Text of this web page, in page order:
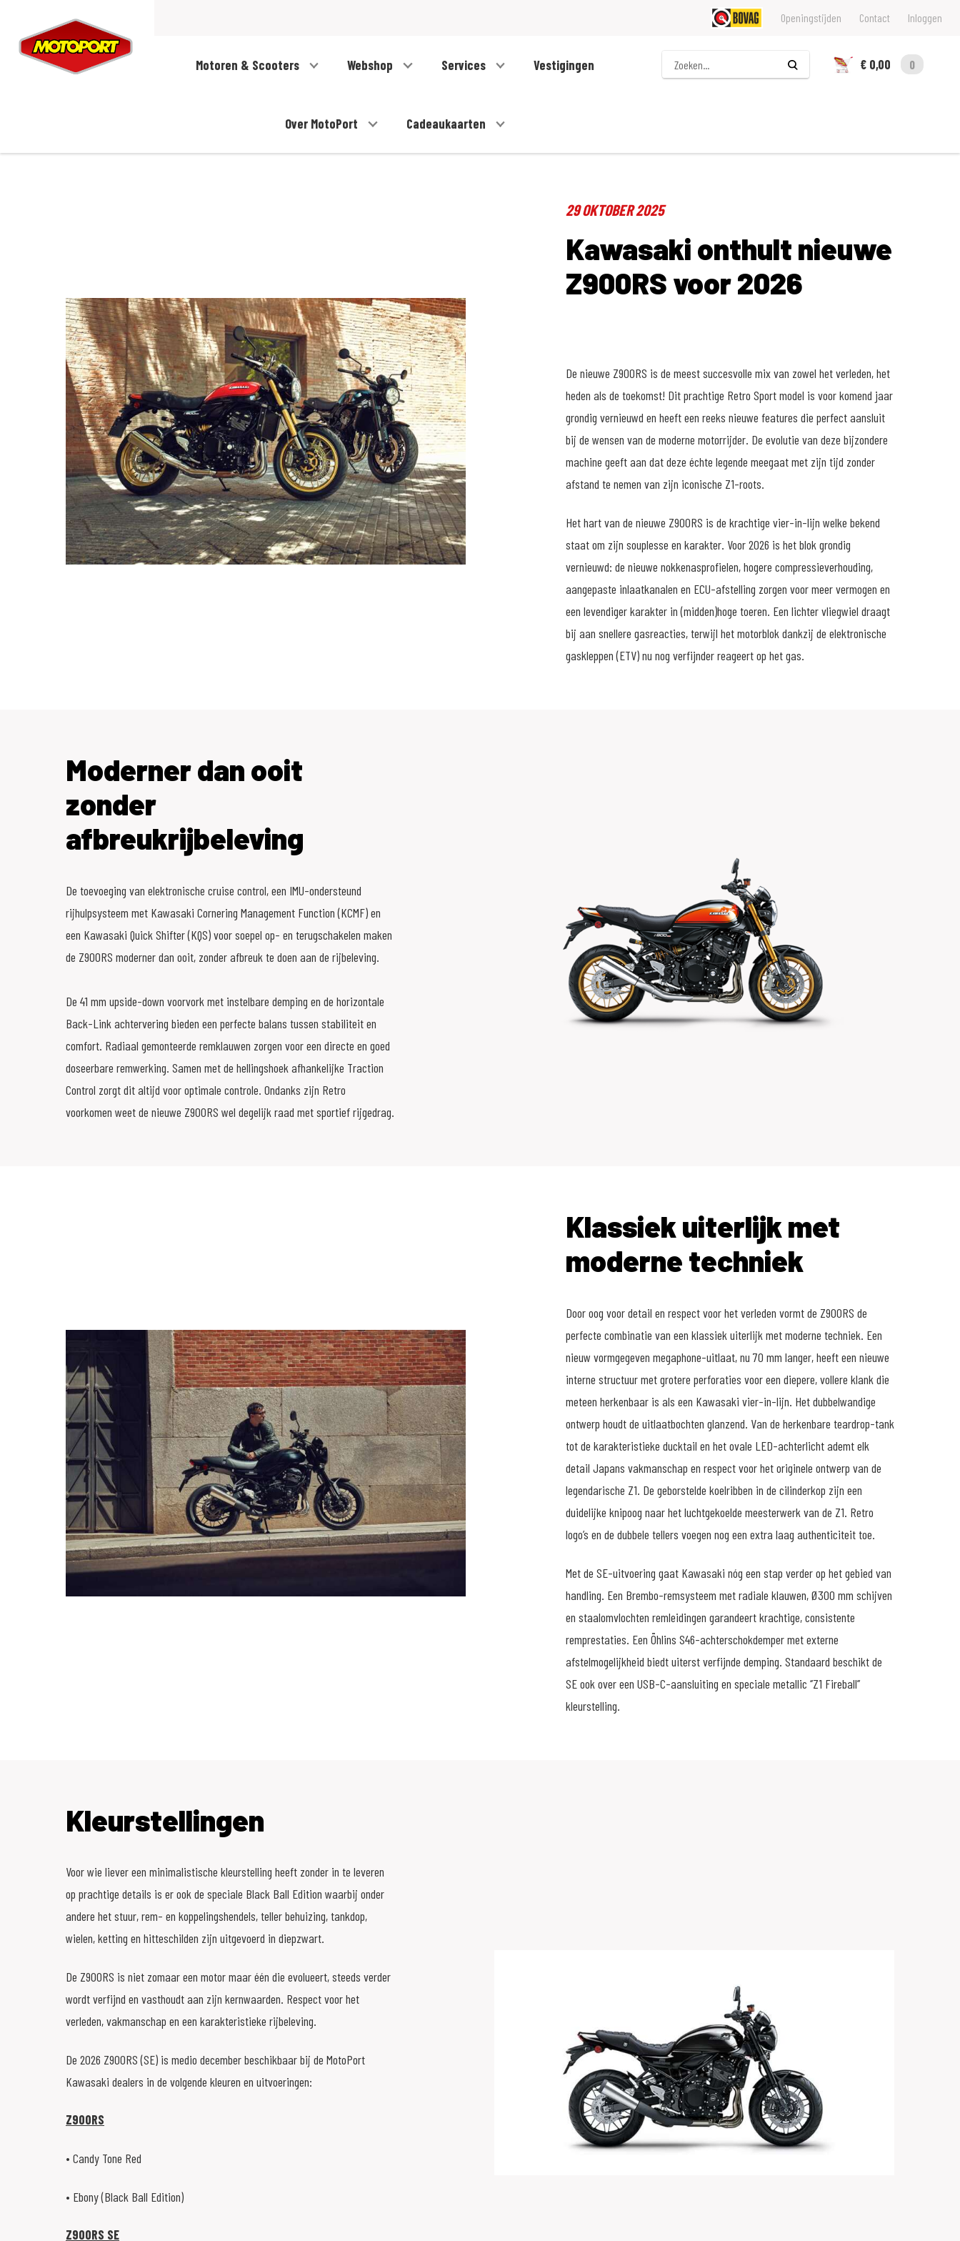
Openingstijden Contact Inloggen
Motoren & Scooters Webshop Services Vestigingen
Over MotoPort Cadeaukaarten
Zoeken
€ 0,00
0
29 OKTOBER 2025
Kawasaki onthult nieuwe
Z900RS voor 2026
De nieuwe Z900RS is de meest succesvolle mix van zowel het verleden, het
heden als de toekomst! Dit prachtige Retro Sport model is voor komend jaar
grondig vernieuwd en heeft een reeks nieuwe features die perfect aansluit
bij de wensen van de moderne motorrijder. De evolutie van deze bijzondere
machine geeft aan dat deze échte legende meegaat met zijn tijd zonder
afstand te nemen van zijn iconische Z1-roots.
Het hart van de nieuwe Z900RS is de krachtige vier-in-lijn welke bekend
staat om zijn souplesse en karakter. Voor 2026 is het blok grondig
vernieuwd: de nieuwe nokkenasprofielen, hogere compressieverhouding,
aangepaste inlaatkanalen en ECU-afstelling zorgen voor meer vermogen en
een levendiger karakter in (midden)hoge toeren. Een lichter vliegwiel draagt
bij aan snellere gasreacties, terwijl het motorblok dankzij de elektronische
gaskleppen (ETV) nu nog verfijnder reageert op het gas.
Moderner dan ooit
zonder
afbreukrijbeleving
De toevoeging van elektronische cruise control, een IMU-ondersteund
rijhulpsysteem met Kawasaki Cornering Management Function (KCMF) en
een Kawasaki Quick Shifter (KQS) voor soepel op- en terugschakelen maken
de Z900RS moderner dan ooit, zonder afbreuk te doen aan de rijbeleving.
De 41 mm upside-down voorvork met instelbare demping en de horizontale
Back-Link achtervering bieden een perfecte balans tussen stabiliteit en
comfort. Radiaal gemonteerde remklauwen zorgen voor een directe en goed
doseerbare remwerking. Samen met de hellingshoek afhankelijke Traction
Control zorgt dit altijd voor optimale controle. Ondanks zijn Retro
voorkomen weet de nieuwe Z900RS wel degelijk raad met sportief rijgedrag.
Klassiek uiterlijk met
moderne techniek
Door oog voor detail en respect voor het verleden vormt de Z900RS de
perfecte combinatie van een klassiek uiterlijk met moderne techniek. Een
nieuw vormgegeven megaphone-uitlaat, nu 70 mm langer, heeft een nieuwe
interne structuur met grotere perforaties voor een diepere, vollere klank die
meteen herkenbaar is als een Kawasaki vier-in-lijn. Het dubbelwandige
ontwerp houdt de uitlaatbochten glanzend. Van de herkenbare teardrop-tank
tot de karakteristieke ducktail en het ovale LED-achterlicht ademt elk
detail Japans vakmanschap en respect voor het originele ontwerp van de
legendarische Z1. De geborstelde koelribben in de cilinderkop zijn een
duidelijke knipoog naar het luchtgekoelde meesterwerk van de Z1. Retro
logo’s en de dubbele tellers voegen nog een extra laag authenticiteit toe.
Met de SE-uitvoering gaat Kawasaki nóg een stap verder op het gebied van
handling. Een Brembo-remsysteem met radiale klauwen, Ø300 mm schijven
en staalomvlochten remleidingen garandeert krachtige, consistente
remprestaties. Een Öhlins S46-achterschokdemper met externe
afstelmogelijkheid biedt uiterst verfijnde demping. Standaard beschikt de
SE ook over een USB-C-aansluiting en speciale metallic ‘’Z1 Fireball’’
kleurstelling.
Kleurstellingen
Voor wie liever een minimalistische kleurstelling heeft zonder in te leveren
op prachtige details is er ook de speciale Black Ball Edition waarbij onder
andere het stuur, rem- en koppelingshendels, teller behuizing, tankdop,
wielen, ketting en hitteschilden zijn uitgevoerd in diepzwart.
De Z900RS is niet zomaar een motor maar één die evolueert, steeds verder
wordt verfijnd en vasthoudt aan zijn kernwaarden. Respect voor het
verleden, vakmanschap en een karakteristieke rijbeleving.
De 2026 Z900RS (SE) is medio december beschikbaar bij de MotoPort
Kawasaki dealers in de volgende kleuren en uitvoeringen:
Z900RS
• Candy Tone Red
• Ebony (Black Ball Edition)
Z900RS SE